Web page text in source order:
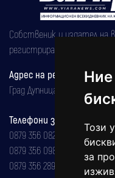
Ние
Този
за
Собственик и издател на
регистрирана на 08.05.2002
Адрес на редакцията
Град Дупница, ул.''Христо
Телефони за реклама и
0879 356 082
0879 356 098
0879 356 289